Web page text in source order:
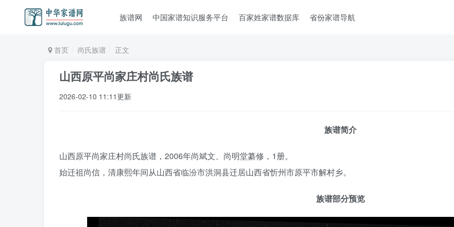
族谱网 中国家谱知识服务平台 百家姓家谱数据库 省份家谱导航
首页 尚氏族谱 正文
山西原平尚家庄村尚氏族谱
2026-02-10 11:11更新
族谱简介
山西原平尚家庄村尚氏族谱，2006年尚斌文、尚明堂纂修，1册。
始迁祖尚信，清康熙年间从山西省临汾市洪洞县迁居山西省忻州市原平市解村乡。
族谱部分预览